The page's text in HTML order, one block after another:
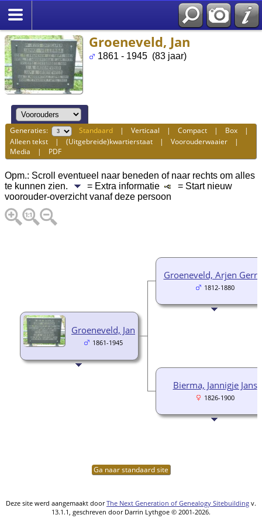
Groeneveld, Jan
1861 - 1945 (83 jaar)
Generaties: Standaard |Verticaal |Compact | Box |
Alleen tekst |(Uitgebreide)kwartierstaat |Voorouderwaaier |
Media | PDF
Opm.: Scroll eventueel naar beneden of naar rechts om alles
te kunnen zien.
= Extra informatie
= Start nieuw
voorouder-overzicht vanaf deze persoon
Groeneveld, Jan
1861-1945
Groeneveld, Arjen
1812-1880
Bierma, Jannigje Jans
1826-1900
Ga naar standaard site
Deze site werd aangemaakt doorThe Next Generation of Genealogy Sitebuilding v.
13.1.1, geschreven door Darrin Lythgoe © 2001-2026.